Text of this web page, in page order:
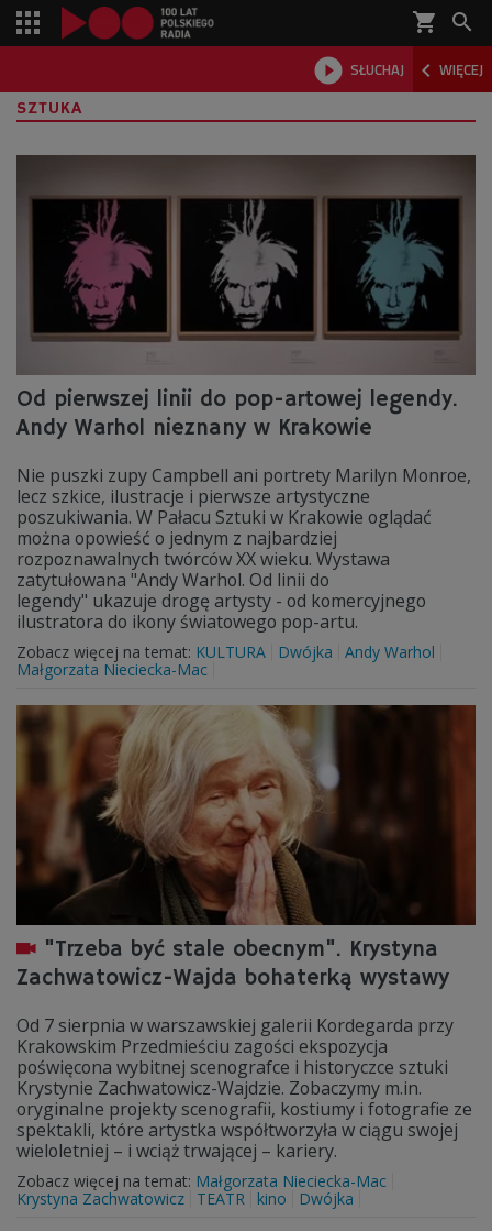
shopping_cart 
 SŁUCHAJ  WIĘCEJ

SZTUKA
Od pierwszej linii do pop-artowej legendy.
Andy Warhol nieznany w Krakowie
Nie puszki zupy Campbell ani portrety Marilyn Monroe,
lecz szkice, ilustracje i pierwsze artystyczne
poszukiwania. W Pałacu Sztuki w Krakowie oglądać
można opowieść o jednym z najbardziej
rozpoznawalnych twórców XX wieku. Wystawa
zatytułowana "Andy Warhol. Od linii do
legendy" ukazuje drogę artysty - od komercyjnego
ilustratora do ikony światowego pop-artu.
Zobacz więcej na temat: KULTURA Dwójka
Andy Warhol
Małgorzata Nieciecka-Mac
"Trzeba być stale obecnym". Krystyna
Zachwatowicz-Wajda bohaterką wystawy
Od 7 sierpnia w warszawskiej galerii Kordegarda przy
Krakowskim Przedmieściu zagości ekspozycja
poświęcona wybitnej scenografce i historyczce sztuki
Krystynie Zachwatowicz-Wajdzie. Zobaczymy m.in.
oryginalne projekty scenografii, kostiumy i fotografie ze
spektakli, które artystka współtworzyła w ciągu swojej
wieloletniej – i wciąż trwającej – kariery.
Zobacz więcej na temat: Małgorzata Nieciecka-Mac
Krystyna Zachwatowicz
TEATR kino Dwójka